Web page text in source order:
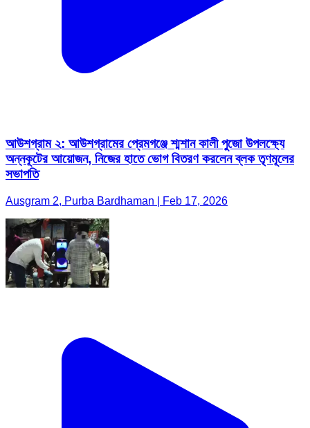
আউশগ্রাম ২: আউশগ্রামের প্রেমগঞ্জে শ্মশান কালী পুজো উপলক্ষ্যে
অন্নকূটের আয়োজন, নিজের হাতে ভোগ বিতরণ করলেন ব্লক তৃণমূলের
সভাপতি
Ausgram 2, Purba Bardhaman | Feb 17, 2026